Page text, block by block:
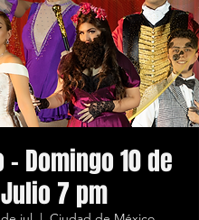
- Domingo 10 de
Julio 7 pm